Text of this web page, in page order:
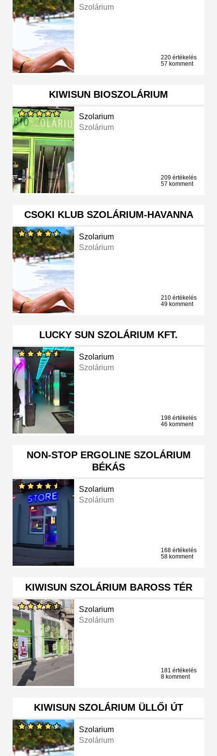
Szolárium
220 értékelés
57 komment
KIWISUN BIOSZOLÁRIUM
Szolarium
Szolárium
209 értékelés
57 komment
CSOKI KLUB SZOLÁRIUM-HAVANNA
Szolarium
Szolárium
210 értékelés
49 komment
LUCKY SUN SZOLÁRIUM KFT.
Szolarium
Szolárium
198 értékelés
46 komment
NON-STOP ERGOLINE SZOLÁRIUM
BÉKÁS
Szolarium
Szolárium
168 értékelés
58 komment
KIWISUN SZOLÁRIUM BAROSS TÉR
Szolarium
Szolárium
181 értékelés
8 komment
KIWISUN SZOLÁRIUM ÜLLŐI ÚT
Szolarium
Szolárium